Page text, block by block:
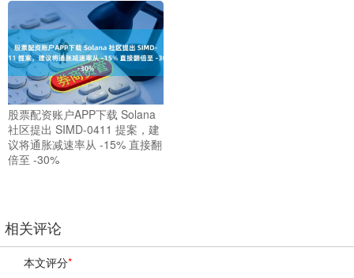
股票配资账户APP下载 Solana
社区提出 SIMD-0411 提案，建
议将通胀减速率从 -15% 直接翻
倍至 -30%
相关评论
本文评分*